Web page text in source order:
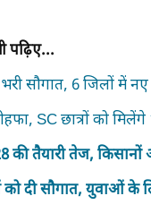
पढ़िए...
सौगात, 6 जिलों में
SC छात्रों को
की तैयारी तेज,
को दी सौगात, युवाओं के